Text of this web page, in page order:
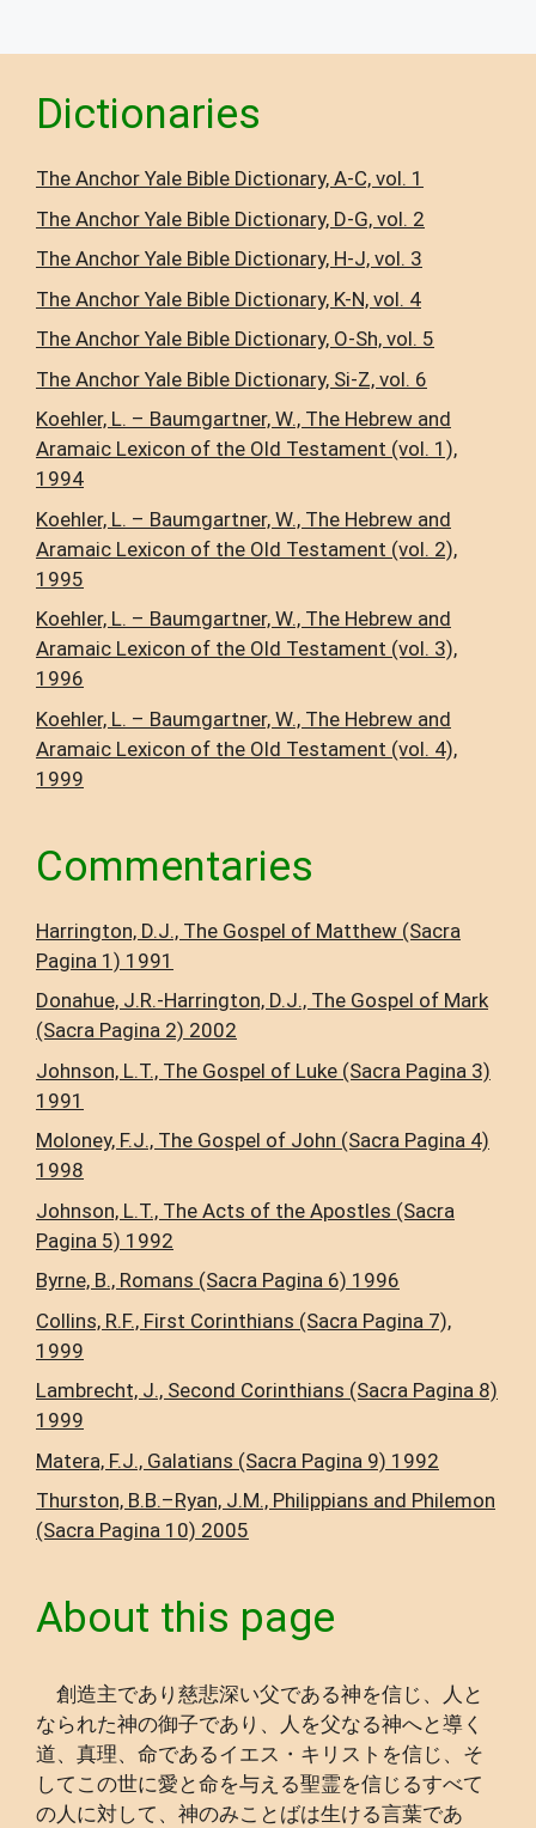
Dictionaries
The Anchor Yale Bible Dictionary, A-C, vol. 1
The Anchor Yale Bible Dictionary, D-G, vol. 2
The Anchor Yale Bible Dictionary, H-J, vol. 3
The Anchor Yale Bible Dictionary, K-N, vol. 4
The Anchor Yale Bible Dictionary, O-Sh, vol. 5
The Anchor Yale Bible Dictionary, Si-Z, vol. 6
Koehler, L. – Baumgartner, W., The Hebrew and
Aramaic Lexicon of the Old Testament (vol. 1),
1994
Koehler, L. – Baumgartner, W., The Hebrew and
Aramaic Lexicon of the Old Testament (vol. 2),
1995
Koehler, L. – Baumgartner, W., The Hebrew and
Aramaic Lexicon of the Old Testament (vol. 3),
1996
Koehler, L. – Baumgartner, W., The Hebrew and
Aramaic Lexicon of the Old Testament (vol. 4),
1999
Commentaries
Harrington, D.J., The Gospel of Matthew (Sacra
Pagina 1) 1991
Donahue, J.R.-Harrington, D.J., The Gospel of Mark
(Sacra Pagina 2) 2002
Johnson, L.T., The Gospel of Luke (Sacra Pagina 3)
1991
Moloney, F.J., The Gospel of John (Sacra Pagina 4)
1998
Johnson, L.T., The Acts of the Apostles (Sacra
Pagina 5) 1992
Byrne, B., Romans (Sacra Pagina 6) 1996
Collins, R.F., First Corinthians (Sacra Pagina 7),
1999
Lambrecht, J., Second Corinthians (Sacra Pagina 8)
1999
Matera, F.J., Galatians (Sacra Pagina 9) 1992
Thurston, B.B.–Ryan, J.M., Philippians and Philemon
(Sacra Pagina 10) 2005
About this page
創造主であり慈悲深い父である神を信じ、人と
なられた神の御子であり、人を父なる神へと導く
道、真理、命であるイエス・キリストを信じ、そ
してこの世に愛と命を与える聖霊を信じるすべて
の人に対して、神のみことばは生ける言葉であ